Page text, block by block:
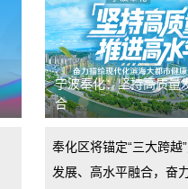
宁波奉化：坚持高质量
合
奉化区将锚定“三大跨越
发展、高水平融合，奋